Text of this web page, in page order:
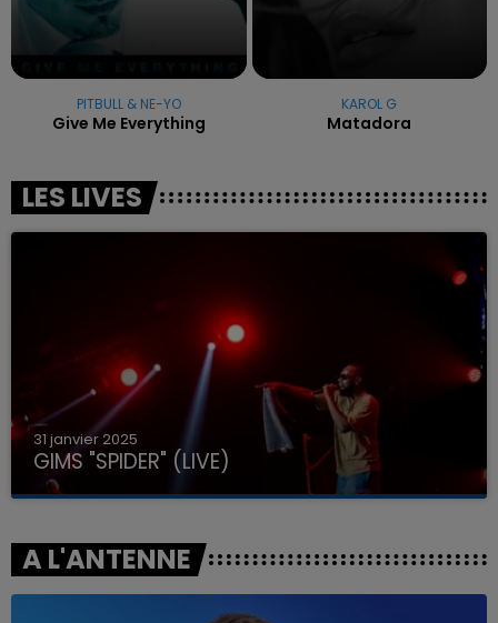
PITBULL & NE-YO
Give Me Everything
KAROL G
Matadora
LES LIVES
31 janvier 2025
GIMS "SPIDER" (LIVE)
A L'ANTENNE